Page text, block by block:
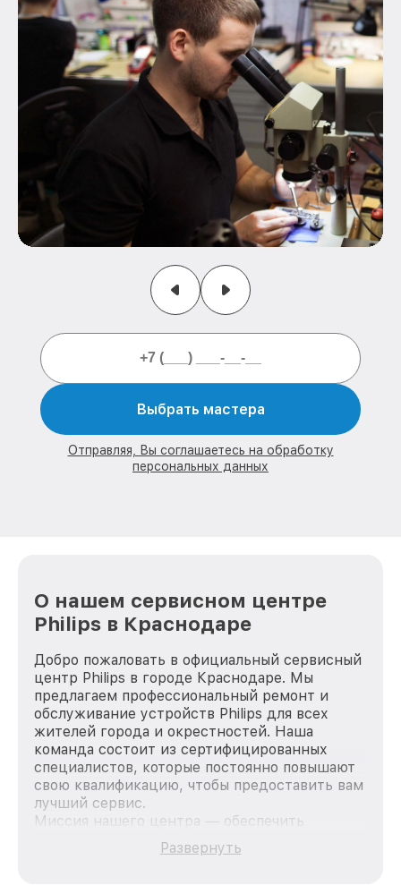
Выбрать мастера
Отправляя, Вы соглашаетесь на обработку
персональных данных
О нашем сервисном центре
Philips в Краснодаре
Добро пожаловать в официальный сервисный
центр Philips в городе Краснодаре. Мы
предлагаем профессиональный ремонт и
обслуживание устройств Philips для всех
жителей города и окрестностей. Наша
команда состоит из сертифицированных
специалистов, которые постоянно повышают
свою квалификацию, чтобы предоставить вам
лучший сервис.
Миссия нашего центра — обеспечить
качественный и доступный ремонт для
каждого пользователя продукции Philips, вне
Развернуть